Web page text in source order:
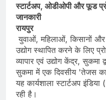
स्टार्टअप, ओडीओपी और फूड
जानकारी
रायपुर
युवाओं, महिलाओं, किसानों और
उद्योग स्थापित करने के लिए
व्यापार एवं उद्योग केंद्र, सुकमा
सुकमा में एक दिवसीय 'तेजस
यह कार्यशाला स्टार्टअप
रही है।